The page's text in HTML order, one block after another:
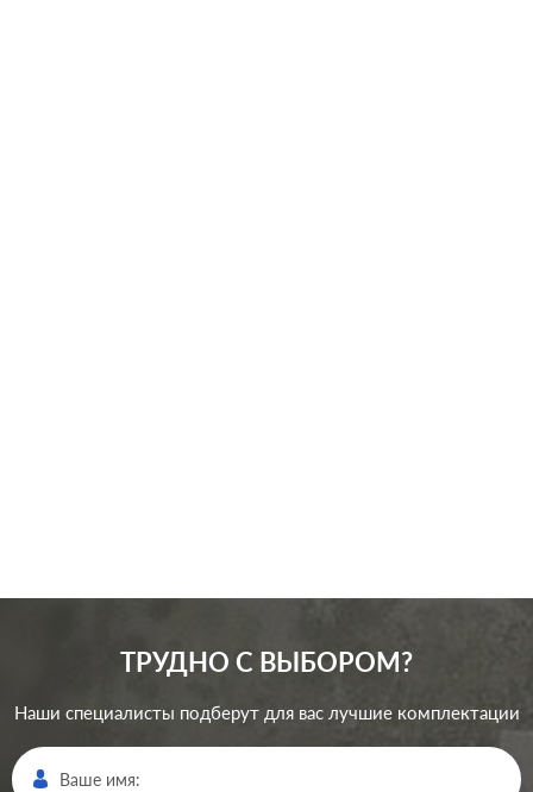
ТРУДНО С ВЫБОРОМ?
Наши специалисты подберут для вас лучшие комплектации